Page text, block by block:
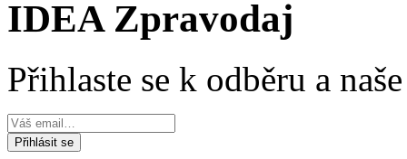
IDEA Zpravodaj
Přihlaste se k odběru a